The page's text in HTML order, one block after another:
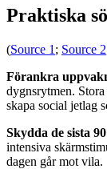
Praktiska
(Source 1 ; Source 2
Förankra
dygnsrytmen.
skapa social jetlag
Skydda de sista
intensiva
dagen går mot vila.